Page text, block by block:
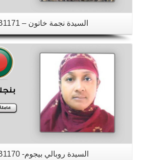
السيدة نجمة خاتون – B1171
تفاصيل
السيدة روبالي بيجوم- B1170